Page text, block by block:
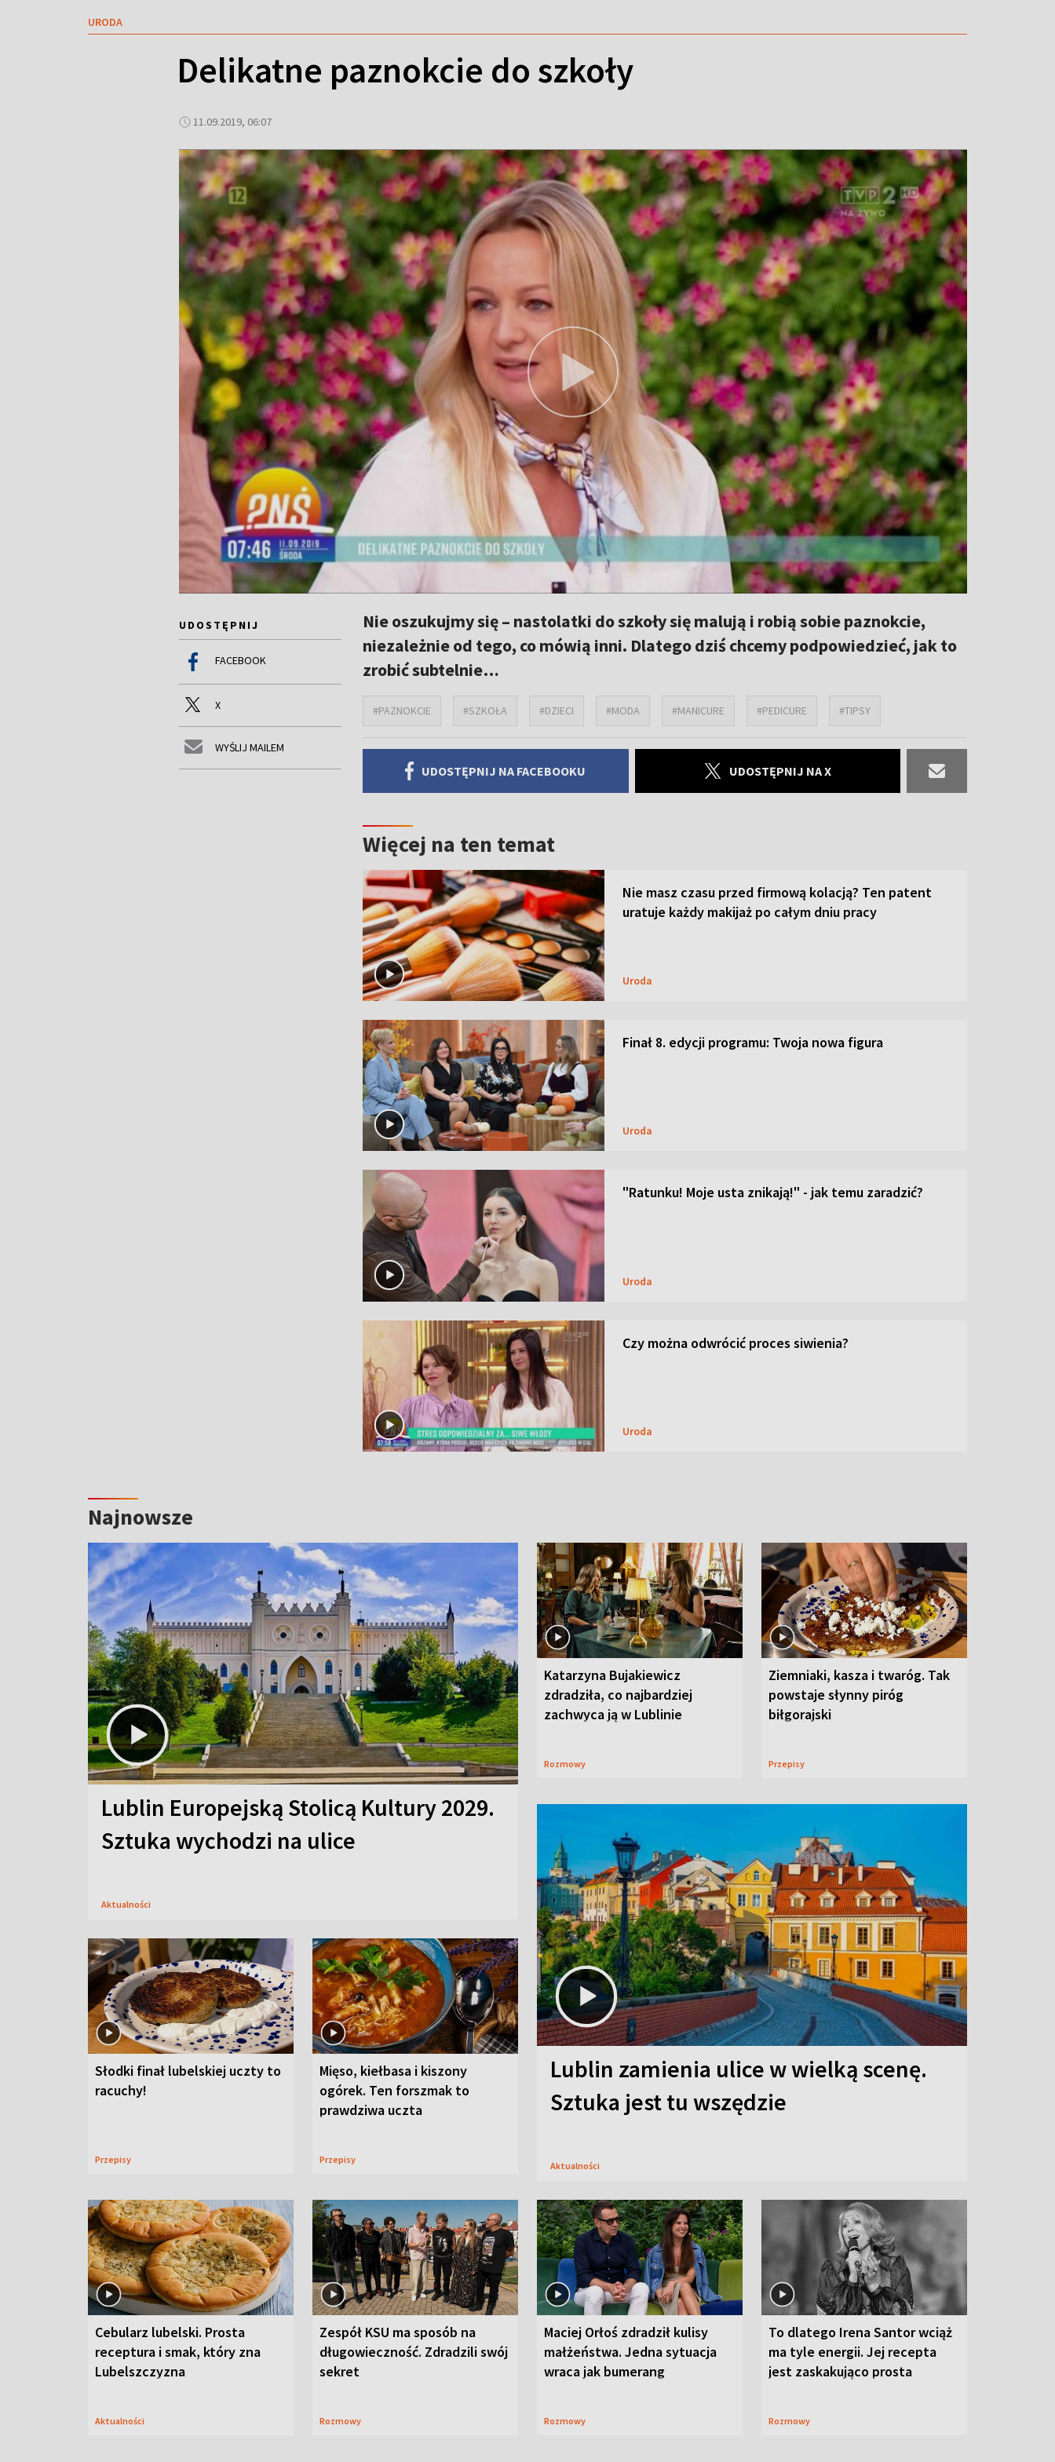
URODA
Delikatne paznokcie do szkoły
11.09.2019, 06:07
UDOSTĘPNIJ
FACEBOOK
X
WYŚLIJ MAILEM
Nie oszukujmy się – nastolatki do szkoły się malują i robią sobie paznokcie,
niezależnie od tego, co mówią inni. Dlatego dziś chcemy podpowiedzieć, jak to
zrobić subtelnie…
#PAZNOKCIE #SZKOŁA #DZIECI #MODA #MANICURE #PEDICURE #TIPSY
UDOSTĘPNIJ NA FACEBOOKU UDOSTĘPNIJ NA X
Więcej na ten temat
Nie masz czasu przed firmową kolacją? Ten patent
uratuje każdy makijaż po całym dniu pracy
Uroda
Finał 8. edycji programu: Twoja nowa figura
Uroda
"Ratunku! Moje usta znikają!" - jak temu zaradzić?
Uroda
Czy można odwrócić proces siwienia?
Uroda
Najnowsze
Lublin Europejską Stolicą Kultury 2029.
Sztuka wychodzi na ulice
Aktualności
Katarzyna Bujakiewicz
zdradziła, co najbardziej
zachwyca ją w Lublinie
Rozmowy
Ziemniaki, kasza i twaróg. Tak
powstaje słynny piróg
biłgorajski
Przepisy
Słodki finał lubelskiej uczty to
racuchy!
Przepisy
Mięso, kiełbasa i kiszony
ogórek. Ten forszmak to
prawdziwa uczta
Przepisy
Lublin zamienia ulice w wielką scenę.
Sztuka jest tu wszędzie
Aktualności
Cebularz lubelski. Prosta
receptura i smak, który zna
Lubelszczyzna
Aktualności
Zespół KSU ma sposób na
długowieczność. Zdradzili swój
sekret
Rozmowy
Maciej Orłoś zdradził kulisy
małżeństwa. Jedna sytuacja
wraca jak bumerang
Rozmowy
To dlatego Irena Santor wciąż
ma tyle energii. Jej recepta
jest zaskakująco prosta
Rozmowy